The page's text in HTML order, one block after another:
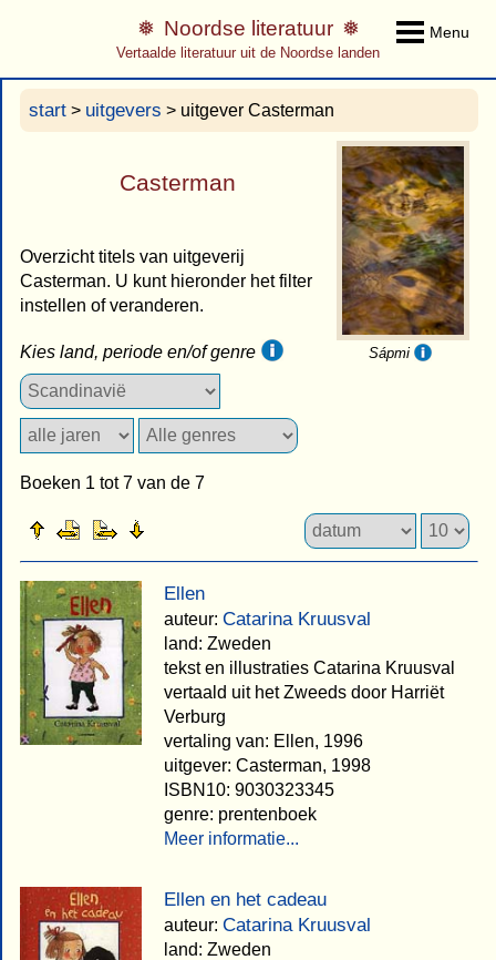
Menu
Noordse literatuur
Vertaalde literatuur uit de Noordse landen
start > uitgevers > uitgever Casterman
Sápmi
Casterman
Overzicht titels van uitgeverij
Casterman. U kunt hieronder het filter
instellen of veranderen.
Kies land, periode en/of genre
Boeken 1 tot 7 van de 7
Ellen
auteur: Catarina Kruusval
land: Zweden
tekst en illustraties Catarina Kruusval
vertaald uit het Zweeds door Harriët
Verburg
vertaling van: Ellen, 1996
uitgever: Casterman, 1998
ISBN10: 9030323345
genre: prentenboek
Meer informatie...
Ellen en het cadeau
auteur: Catarina Kruusval
land: Zweden